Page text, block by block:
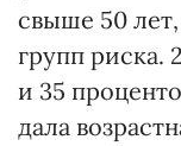
свыше 50
групп риска.
и 35
дала